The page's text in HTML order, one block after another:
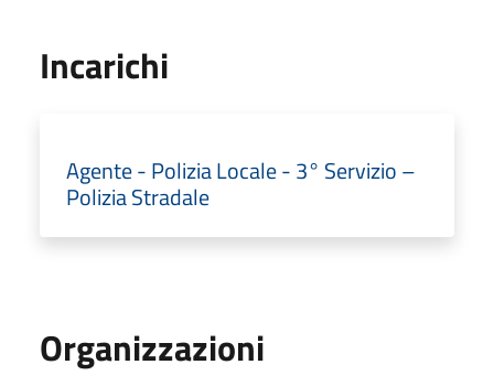
Incarichi
Agente - Polizia Locale - 3° Servizio –
Polizia Stradale
Organizzazioni